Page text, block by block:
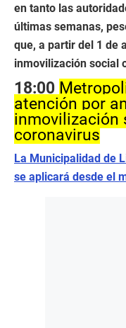
en tanto las
últimas semanas,
que, a partir del 1 de
inmovilización social
18:00
atención por
inmovilización
coronavirus
La Municipalidad de
se aplicará desde el